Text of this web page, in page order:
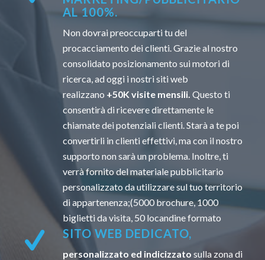
AL 100%.
Non dovrai preoccuparti tu del
procacciamento dei clienti. Grazie al nostro
consolidato posizionamento sui motori di
ricerca, ad oggi i nostri siti web
realizzano +50K visite mensili. Questo ti
consentirà di ricevere direttamente le
chiamate dei potenziali clienti. Starà a te poi
convertirli in clienti effettivi, ma con il nostro
supporto non sarà un problema. Inoltre, ti
verrà fornito del materiale pubblicitario
personalizzato da utilizzare sul tuo territorio
di appartenenza;(5000 brochure, 1000
biglietti da visita, 50 locandine formato
SITO WEB DEDICATO,
personalizzato ed indicizzato sulla zona di